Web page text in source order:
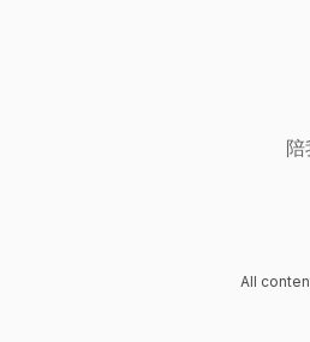
All